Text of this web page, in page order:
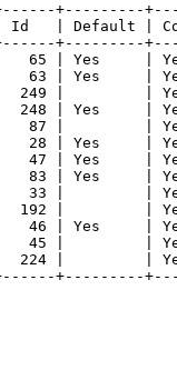
+---------
| Default |
+---------
65 | Yes     |
63 | Yes     |
|  249 |
|  248 | Yes
|   87 |         |
|   28 | Yes
47 | Yes     |
83 | Yes     |
|   33 |         |
|  192 |         |
|   46 | Yes
|   45 |
|  224 |
+---------